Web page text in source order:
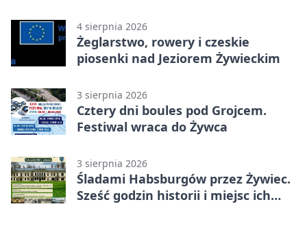
4 sierpnia 2026
Żeglarstwo, rowery i czeskie
piosenki nad Jeziorem Żywieckim
3 sierpnia 2026
Cztery dni boules pod Grojcem.
Festiwal wraca do Żywca
3 sierpnia 2026
Śladami Habsburgów przez Żywiec.
Sześć godzin historii i miejsc ich